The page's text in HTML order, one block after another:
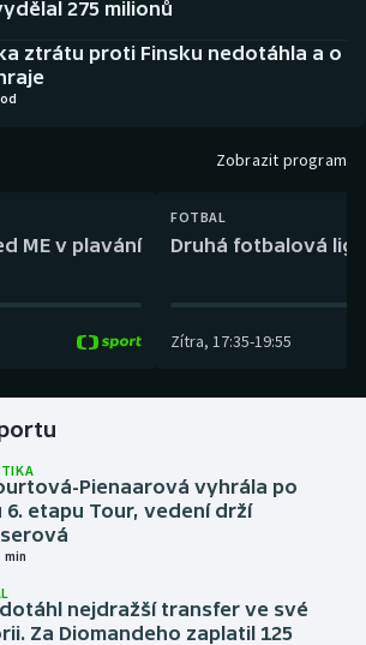
275 milionů
ztrátu proti Finsku nedotáhla a o
Zobrazit program
ME v plavání
FOTBAL
Druhá fotbalová
Zítra, 17:35-19:55
Pienaarová vyhrála po
6. etapu Tour, vedení drží
min
dotáhl nejdražší transfer ve své
Za Diomandeho zaplatil 125